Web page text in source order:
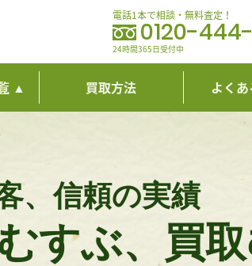
電話1本で相談・無料査定！
0120-
24時間365日受付中
買取方法 よく
、信頼の実績
すぶ、 買